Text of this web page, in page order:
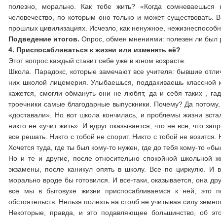
полезно, морально. Как тебе жить? «Когда
человечество, по которым оно только и может
прошлых цивилизациях. Исчезло, как ненужное,
Подведение итогов. Опрос, обмен мнениями: полезен ли был
4. Приспосабливаться к жизни или изменять её?
Этот вопрос каждый ставит себе уже в юном возрасте.
Школа. Парадокс, которые замечают все учителя: бывшие
них школой лицемерия. Улыбаешься, поддакиваешь
кажется, смогли обмануть они не любят, да и себя таких ,
троечники самые благодарные выпускники. Почему? Да
«доставали». Но вот школа кончилась, и проблемы жизни
никто не «учит жить». И вдруг оказывается, что не все, что
все решать. Никто с тобой не спорит. Никто с тобой не
Хочется туда, где ты был кому-то нужен, где до тебя кому-то
Но и те и другие, после относительно спокойной
экзамены, после каникул опять в школу. Все по циркулю. И
морально вроде бы готовился. И все-таки, оказывается, она
все мы в бытовухе жизни приспосабливаемся к ней, это
обстоятельств. Нельзя полезть на столб не учитывая силу
Некоторые, правда, и это подавляющее большинство, об